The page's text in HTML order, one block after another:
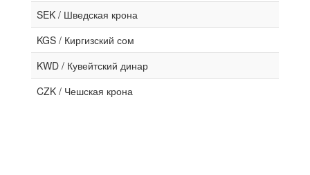
SEK / Шведская крона
KGS / Киргизский сом
KWD / Кувейтский динар
CZK / Чешская крона